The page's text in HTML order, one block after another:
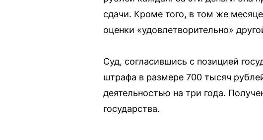
сдачи. Кроме того, в том же
оценки «удовлетворительно»
Суд, согласившись с позицией
штрафа в размере 700 тысяч
деятельностью на три года.
государства.